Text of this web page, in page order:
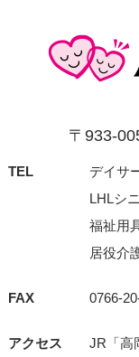
〒933-
TEL
デイサ
LHLシ
福祉用
居役介
FAX 0766-
アクセス
JR「⾼